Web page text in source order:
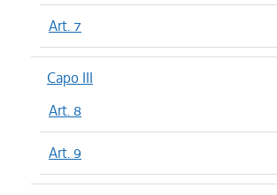
Art. 7
Capo III
Art. 8
Art. 9